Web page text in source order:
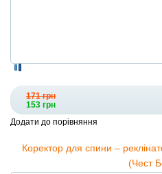
171 грн
153 грн
Додати до порівняння
Коректор для спини –
(Чест